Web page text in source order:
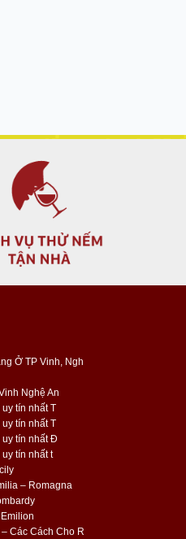
Ở TP Vinh, Ngh
Nghệ An
tín nhất T
tín nhất T
tín nhất Đ
tín nhất t
– Romagna
Các Cách Cho R